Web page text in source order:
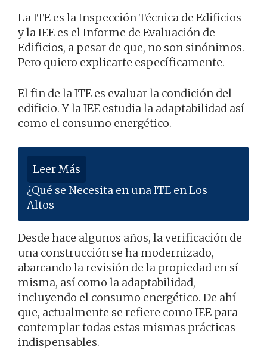
La ITE es la Inspección Técnica de Edificios
y la IEE es el Informe de Evaluación de
Edificios, a pesar de que, no son sinónimos.
Pero quiero explicarte específicamente.
El fin de la ITE es evaluar la condición del
edificio. Y la IEE estudia la adaptabilidad así
como el consumo energético.
Leer Más
¿Qué se Necesita en una ITE en Los
Altos
Desde hace algunos años, la verificación de
una construcción se ha modernizado,
abarcando la revisión de la propiedad en sí
misma, así como la adaptabilidad,
incluyendo el consumo energético. De ahí
que, actualmente se refiere como IEE para
contemplar todas estas mismas prácticas
indispensables.